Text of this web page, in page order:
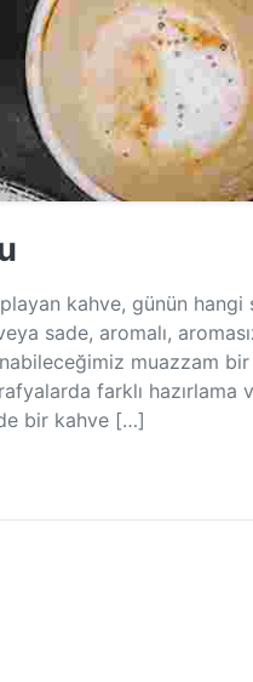
kahve, günün hangi
sade, aromalı,
muazzam
farklı hazırlama
bir kahve […]